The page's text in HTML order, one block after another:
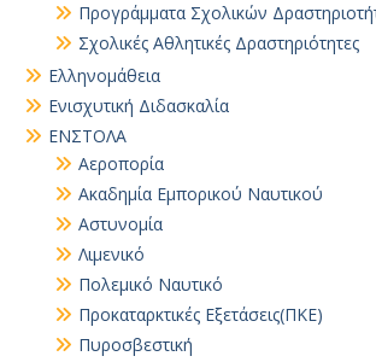
Προγράμματα Σχολικών
Σχολικές Αθλητικές Δραστηριότητες
Ελληνομάθεια
Ενισχυτική Διδασκαλία
ΕΝΣΤΟΛΑ
Αεροπορία
Ακαδημία Εμπορικού Ναυτικού
Αστυνομία
Λιμενικό
Πολεμικό Ναυτικό
Προκαταρκτικές Εξετάσεις(ΠΚΕ)
Πυροσβεστική